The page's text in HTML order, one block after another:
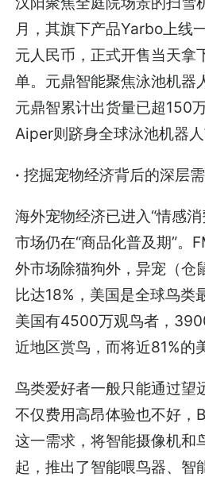
月，其旗下产品Yarbo上线
元人民币，正式开售当天拿
单。元鼎智能聚焦泳池机
元鼎智累计出货量已超150
Aiper则跻身全球泳池机器人
· 挖掘宠物经济背后的深层
海外宠物经济已进入“情感
市场仍在“商品化普及期”。
外市场除猫狗外，异宠（仓
比达18%，美国是全球鸟类
美国有4500万观鸟者，
近地区赏鸟，而将近81%的
鸟类爱好者一般只能通过望
不仅费用高昂体验也不好，
这一需求，将智能摄像机和
起，推出了智能喂鸟器、智